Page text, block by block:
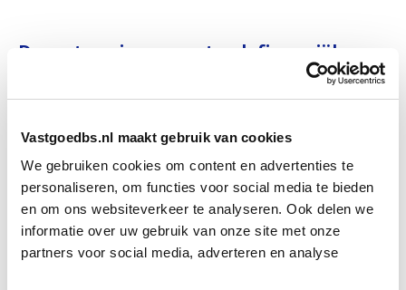
Vastgoedbs.nl maakt gebruik van cookies
We gebruiken cookies om content en advertenties te
personaliseren, om functies voor social media te bieden
en om ons websiteverkeer te analyseren. Ook delen we
informatie over uw gebruik van onze site met onze
partners voor social media, adverteren en analyse
Doorstroming vraagt ook financiële
dubbele woonlasten bij senioren beter kunnen worden
gefinancierd. Ouderen met een grotendeels of volledig
afbetaalde koopwoning kunnen voldoende vermogen
hebben, maar toch vastlopen op de periode waarin zij
tijdelijk twee woningen moeten bekostigen.